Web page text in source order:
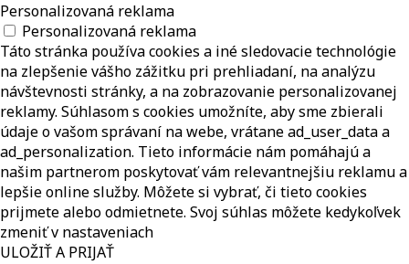
Personalizovaná reklama
Personalizovaná reklama
Táto stránka používa cookies a iné sledovacie technológie
na zlepšenie vášho zážitku pri prehliadaní, na analýzu
návštevnosti stránky, a na zobrazovanie personalizovanej
reklamy. Súhlasom s cookies umožníte, aby sme zbierali
údaje o vašom správaní na webe, vrátane ad_user_data a
ad_personalization. Tieto informácie nám pomáhajú a
našim partnerom poskytovať vám relevantnejšiu reklamu a
lepšie online služby. Môžete si vybrať, či tieto cookies
prijmete alebo odmietnete. Svoj súhlas môžete kedykoľvek
zmeniť v nastaveniach
ULOŽIŤ A PRIJAŤ